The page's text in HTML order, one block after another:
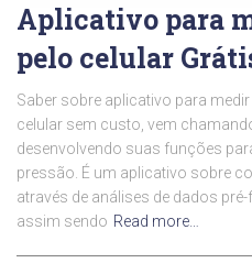
Aplicativo para
pelo celular
Saber sobre aplicativo para
celular sem custo, vem
desenvolvendo suas funções
pressão. É um aplicativo sobre
através de análises de dados
assim sendo Read more…